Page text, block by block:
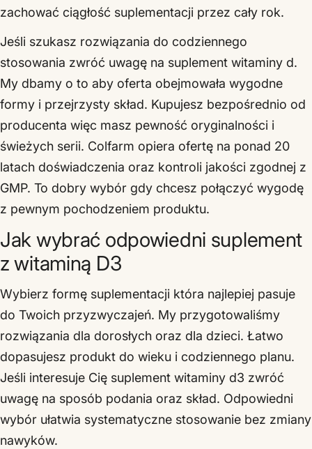
zachować ciągłość suplementacji przez cały rok.
Jeśli szukasz rozwiązania do codziennego
stosowania zwróć uwagę na suplement witaminy d.
My dbamy o to aby oferta obejmowała wygodne
formy i przejrzysty skład. Kupujesz bezpośrednio od
producenta więc masz pewność oryginalności i
świeżych serii. Colfarm opiera ofertę na ponad 20
latach doświadczenia oraz kontroli jakości zgodnej z
GMP. To dobry wybór gdy chcesz połączyć wygodę
z pewnym pochodzeniem produktu.
Jak wybrać odpowiedni suplement
z witaminą D3
Wybierz formę suplementacji która najlepiej pasuje
do Twoich przyzwyczajeń. My przygotowaliśmy
rozwiązania dla dorosłych oraz dla dzieci. Łatwo
dopasujesz produkt do wieku i codziennego planu.
Jeśli interesuje Cię suplement witaminy d3 zwróć
uwagę na sposób podania oraz skład. Odpowiedni
wybór ułatwia systematyczne stosowanie bez zmiany
nawyków.